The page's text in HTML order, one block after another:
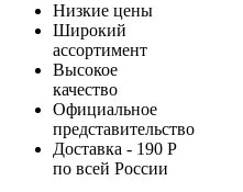
Низкие цены
Широкий
ассортимент
Высокое
качество
Официальное
представительство
Доставка - 190 Р
по всей России